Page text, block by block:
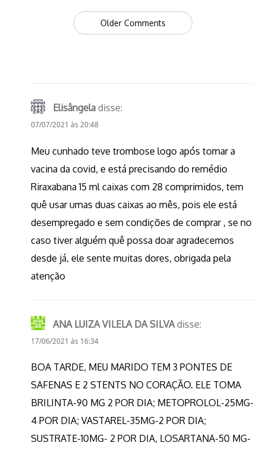
Comment
navigation
Older Comments
Elisângela disse:
07/07/2021 às 20:48
Meu cunhado teve trombose logo após tomar a
vacina da covid, e está precisando do remédio
Riraxabana 15 ml caixas com 28 comprimidos, tem
quê usar umas duas caixas ao mês, pois ele está
desempregado e sem condições de comprar , se no
caso tiver alguém quê possa doar agradecemos
desde já, ele sente muitas dores, obrigada pela
atenção
ANA LUIZA VILELA DA SILVA disse:
17/06/2021 às 16:34
BOA TARDE, MEU MARIDO TEM 3 PONTES DE
SAFENAS E 2 STENTS NO CORAÇÃO. ELE TOMA
BRILINTA-90 MG 2 POR DIA; METOPROLOL-25MG-
4 POR DIA; VASTAREL-35MG-2 POR DIA;
SUSTRATE-10MG- 2 POR DIA, LOSARTANA-50 MG-